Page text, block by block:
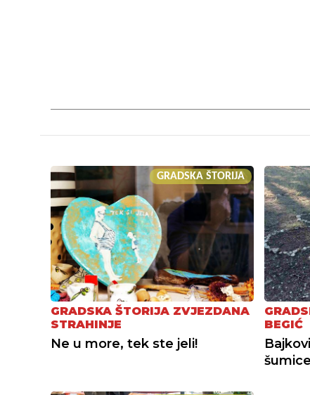
GRADSKA ŠTORIJA
GRADSKA ŠTORIJA ZVJEZDANA
STRAHINJE
Ne u more, tek ste jeli!
BEGIĆ
šumice